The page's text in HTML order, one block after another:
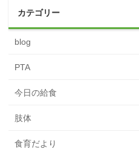
カテゴリー
blog
PTA
今日の給食
肢体
食育だより